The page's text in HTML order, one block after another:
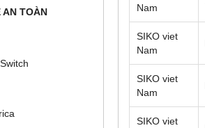
AN TOÀN
Nam
SIKO viet
Nam
SIKO viet
Nam
SIKO viet